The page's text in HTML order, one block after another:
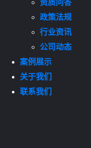
资质问答
政策法规
行业资讯
公司动态
案例展示
关于我们
联系我们